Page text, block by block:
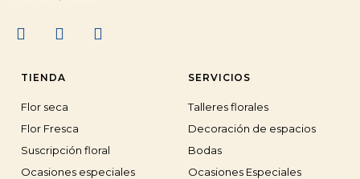
TIENDA
Flor seca
Flor Fresca
Suscripción floral
Ocasiones especiales
SERVICIOS
Talleres florales
Decoración de espacios
Bodas
Ocasiones Especiales